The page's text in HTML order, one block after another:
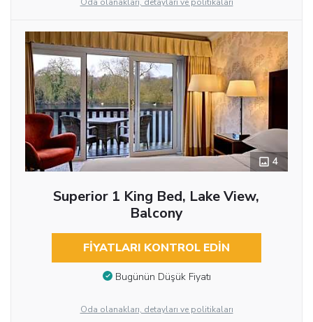
Oda olanakları, detayları ve politikaları
4
Superior 1 King Bed, Lake View,
Balcony
FIYATLARI KONTROL EDIN
Bugünün Düşük Fiyatı
Oda olanakları, detayları ve politikaları